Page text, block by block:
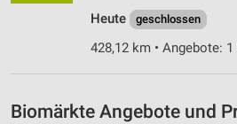
Heute
geschlossen
428,12 km • Angebote:
Biomärkte Angebote und
IAB-Besonderheiten:
Verwendung genauer Standortdaten
Informationen identifizieren